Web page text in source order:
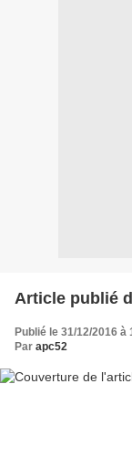
Publié le 31/12/2016 à
Par apc52